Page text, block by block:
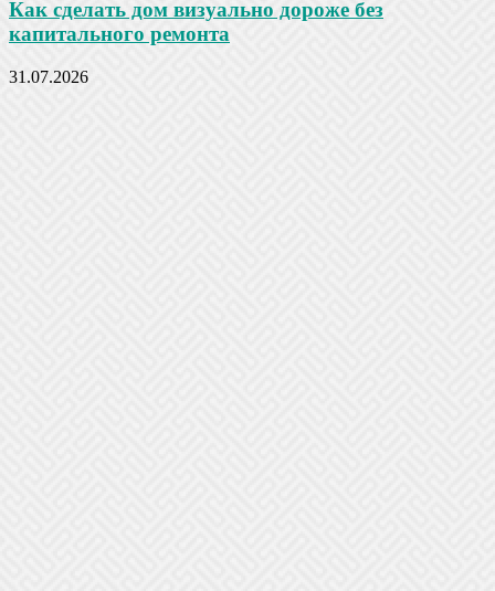
Как сделать дом визуально дороже без
капитального ремонта
31.07.2026